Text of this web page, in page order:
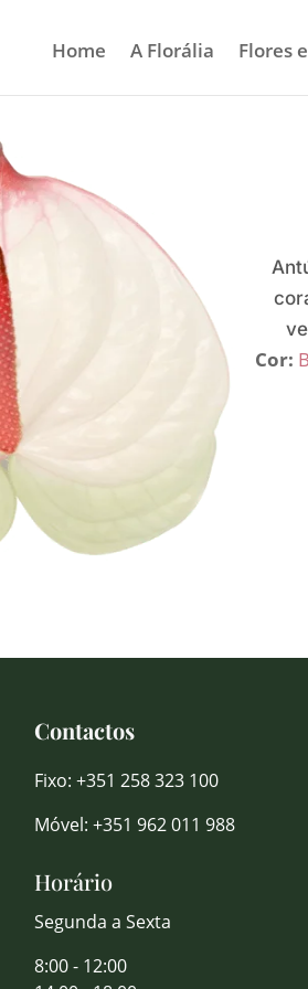
Home A Florália Flores
Cor:
Contactos
Fixo: +351 258 323 100
Móvel: +351 962 011 988
Horário
Segunda a Sexta
8:00 - 12:00